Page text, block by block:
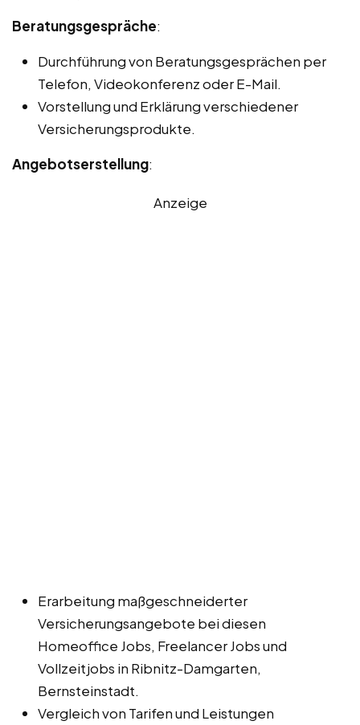
Beratungsgespräche:
Durchführung von Beratungsgesprächen per
Telefon, Videokonferenz oder E-Mail.
Vorstellung und Erklärung verschiedener
Versicherungsprodukte.
Angebotserstellung:
Anzeige
Erarbeitung maßgeschneiderter
Versicherungsangebote bei diesen
Homeoffice Jobs, Freelancer Jobs und
Vollzeitjobs in Ribnitz-Damgarten,
Bernsteinstadt.
Vergleich von Tarifen und Leistungen